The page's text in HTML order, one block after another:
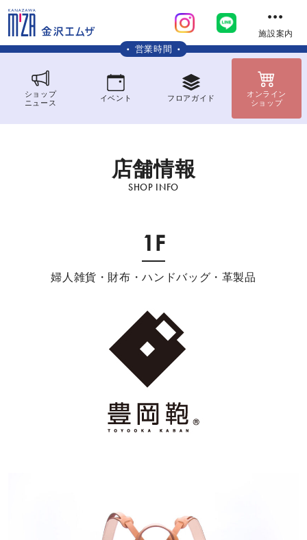
施設案内
営業時間
ショップ
ニュース
イベント フロア ガイド
オンライン
ショップ
店舗情報
SHOP INFO
1F
婦人雑貨・財布・ハンドバッグ・革製品